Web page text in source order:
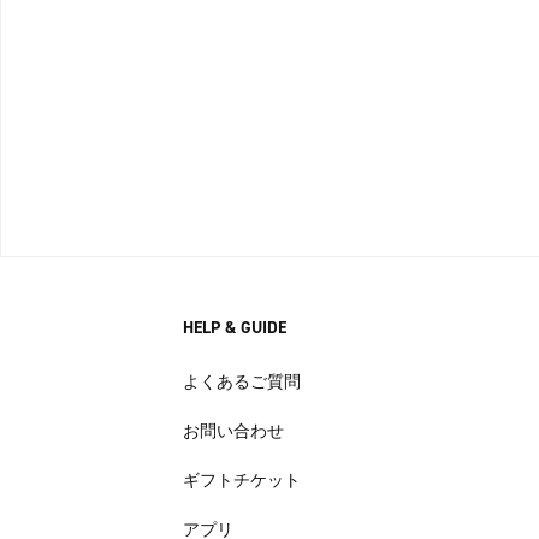
HELP & GUIDE
よくあるご質問
お問い合わせ
ギフトチケット
アプリ